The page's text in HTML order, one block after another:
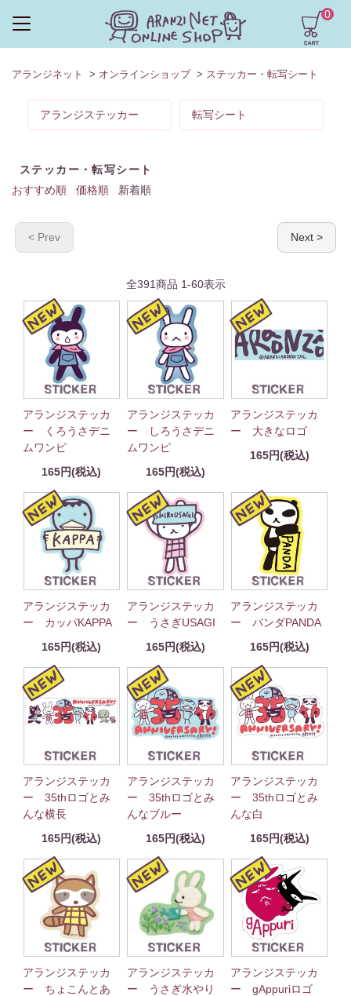
0
アランジネット > オンラインショップ > ステッカー・転写シート
アランジステッカー 転写シート
ステッカー・転写シート
おすすめ順
価格順 新着順
< Prev Next >
全391商品 1-60表示
アランジステッカ
ー くろうさデニ
ムワンピ
165円(税込)
アランジステッカ
ー しろうさデニ
ムワンピ
165円(税込)
アランジステッカ
ー 大きなロゴ
165円(税込)
アランジステッカ
ー カッパKAPPA
165円(税込)
アランジステッカ
ー うさぎUSAGI
165円(税込)
アランジステッカ
ー パンダPANDA
165円(税込)
アランジステッカ
ー 35thロゴとみ
んな横長
165円(税込)
アランジステッカ
ー 35thロゴとみ
んなブルー
165円(税込)
アランジステッカ
ー 35thロゴとみ
んな白
165円(税込)
アランジステッカ
ー ちょこんとあ
アランジステッカ
ー うさぎ水やり
アランジステッカ
ー gAppuriロゴ